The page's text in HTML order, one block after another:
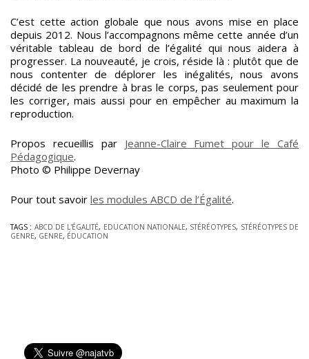
C’est cette action globale que nous avons mise en place
depuis 2012. Nous l’accompagnons même cette année d’un
véritable tableau de bord de l’égalité qui nous aidera à
progresser. La nouveauté, je crois, réside là : plutôt que de
nous contenter de déplorer les inégalités, nous avons
décidé de les prendre à bras le corps, pas seulement pour
les corriger, mais aussi pour en empêcher au maximum la
reproduction.
Propos recueillis par Jeanne-Claire Fumet pour le Café
Pédagogique.
Photo © Philippe Devernay
Pour tout savoir les modules ABCD de l’Égalité.
TAGS : ABCD DE L'ÉGALITÉ, EDUCATION NATIONALE, STÉRÉOTYPES, STÉRÉOTYPES DE
GENRE, GENRE, ÉDUCATION